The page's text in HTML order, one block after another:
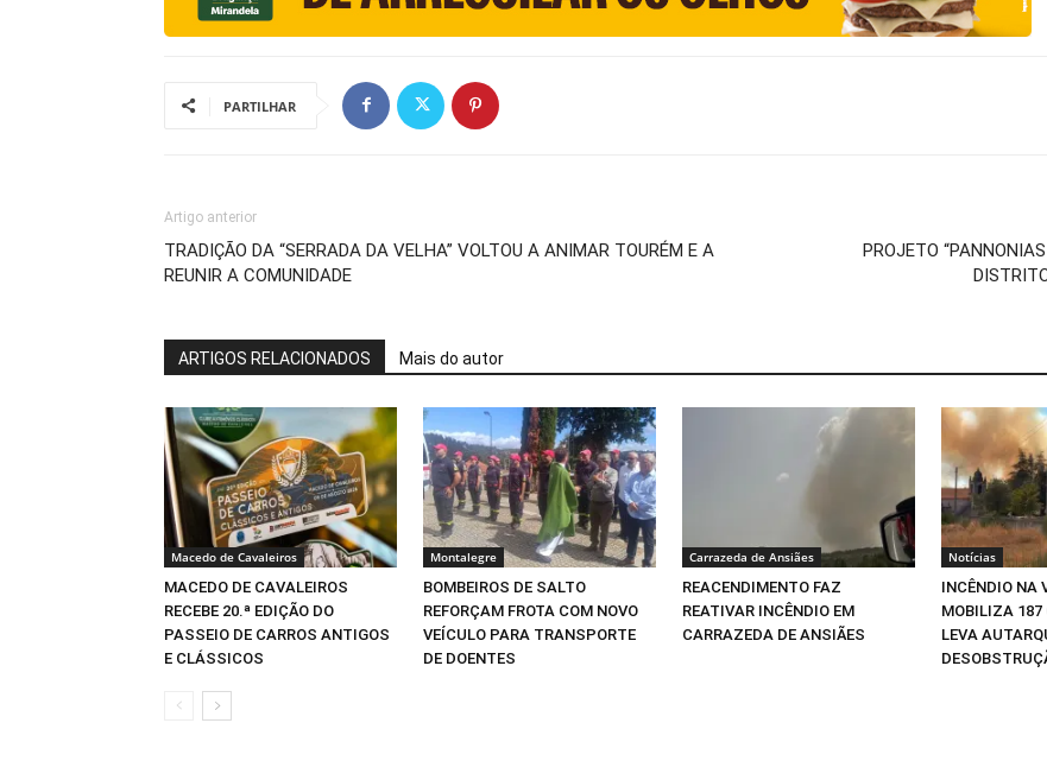
PARTILHAR
Artigo anterior
TRADIÇÃO DA “SERRADA DA VELHA” VOLTOU A ANIMAR TOURÉM E A
REUNIR A COMUNIDADE
PROJETO
ARTIGOS RELACIONADOS Mais do autor
Macedo de Cavaleiros
MACEDO DE CAVALEIROS
RECEBE 20.ª EDIÇÃO DO
PASSEIO DE CARROS ANTIGOS
E CLÁSSICOS
Montalegre
BOMBEIROS DE SALTO
REFORÇAM FROTA COM NOVO
VEÍCULO PARA TRANSPORTE
DE DOENTES
Carrazeda de Ansiães
REACENDIMENTO FAZ
REATIVAR INCÊNDIO EM
CARRAZEDA DE ANSIÃES
Notícias
INCÊNDIO NA
MOBILIZA 187
LEVA